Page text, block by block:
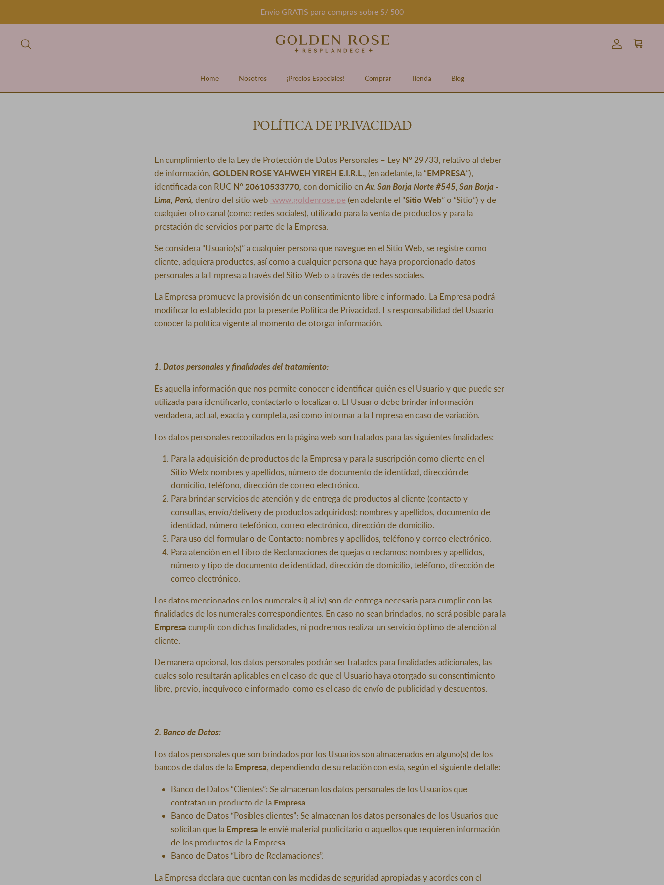
Envío GRATIS para compras sobre S/ 500
CuentaCarrito
Home Nosotros ¡Precios Especiales! Comprar Tienda Blog
POLÍTICA DE PRIVACIDAD
En cumplimiento de la Ley de Protección de Datos Personales – Ley N° 29733, relativo al deber
de información, GOLDEN ROSE YAHWEH YIREH E.I.R.L., (en adelante, la “EMPRESA”),
identificada con RUC N° 20610533770, con domicilio enAv. San Borja Norte #545, San Borja -
Lima, Perú, dentro del sitio web www.goldenrose.pe (en adelante el "Sitio Web” o “Sitio”) y de
cualquier otro canal (como: redes sociales), utilizado para la venta de productos y para la
prestación de servicios por parte de la Empresa.
Se considera “Usuario(s)” a cualquier persona que navegue en el Sitio Web, se registre como
cliente, adquiera productos, así como a cualquier persona que haya proporcionado datos
personales a la Empresa a través del Sitio Web o a través de redes sociales.
La Empresa promueve la provisión de un consentimiento libre e informado. La Empresa podrá
modificar lo establecido por la presente Política de Privacidad. Es responsabilidad del Usuario
conocer la política vigente al momento de otorgar información.
1. Datos personales y finalidades del tratamiento:
Es aquella información que nos permite conocer e identificar quién es el Usuario y que puede ser
utilizada para identificarlo, contactarlo o localizarlo. El Usuario debe brindar información
verdadera, actual, exacta y completa, así como informar a la Empresa en caso de variación.
Los datos personales recopilados en la página web son tratados para las siguientes finalidades:
Para la adquisición de productos de la Empresa y para la suscripción como cliente en el
Sitio Web: nombres y apellidos, número de documento de identidad, dirección de
domicilio, teléfono, dirección de correo electrónico.
Para brindar servicios de atención y de entrega de productos al cliente (contacto y
consultas, envío/delivery de productos adquiridos): nombres y apellidos, documento de
identidad, número telefónico, correo electrónico, dirección de domicilio.
Para uso del formulario de Contacto: nombres y apellidos, teléfono y correo electrónico.
Para atención en el Libro de Reclamaciones de quejas o reclamos: nombres y apellidos,
número y tipo de documento de identidad, dirección de domicilio, teléfono, dirección de
correo electrónico.
Los datos mencionados en los numerales i) al iv) son de entrega necesaria para cumplir con las
finalidades de los numerales correspondientes. En caso no sean brindados, no será posible para la
Empresa cumplir con dichas finalidades, ni podremos realizar un servicio óptimo de atención al
cliente.
De manera opcional, los datos personales podrán ser tratados para finalidades adicionales, las
cuales solo resultarán aplicables en el caso de que el Usuario haya otorgado su consentimiento
libre, previo, inequívoco e informado, como es el caso de envío de publicidad y descuentos.
2. Banco de Datos:
Los datos personales que son brindados por los Usuarios son almacenados en alguno(s) de los
bancos de datos de la Empresa, dependiendo de su relación con esta, según el siguiente detalle:
Banco de Datos “Clientes”: Se almacenan los datos personales de los Usuarios que
contratan un producto de la Empresa.
Banco de Datos “Posibles clientes”: Se almacenan los datos personales de los Usuarios que
solicitan que la Empresa le envié material publicitario o aquellos que requieren información
de los productos de la Empresa.
Banco de Datos “Libro de Reclamaciones”.
La Empresa declara que cuentan con las medidas de seguridad apropiadas y acordes con el